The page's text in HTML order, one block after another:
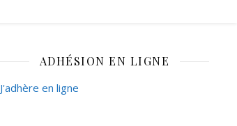
ADHÉSION EN LIGNE
J'adhère en ligne